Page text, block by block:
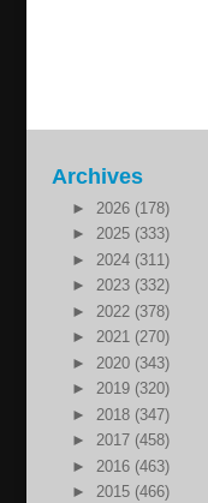
Archives
►
2026 (178)
►
2025 (333)
►
2024 (311)
►
2023 (332)
►
2022 (378)
►
2021 (270)
►
2020 (343)
►
2019 (320)
►
2018 (347)
►
2017 (458)
►
2016 (463)
►
2015 (466)